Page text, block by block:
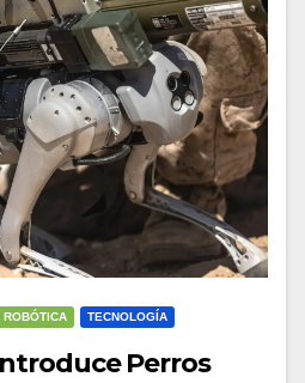
ROBÓTICA TECNOLOGÍA
Perros